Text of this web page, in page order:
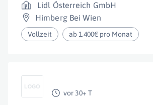
Lidl Österreich GmbH
Himberg Bei Wien
Vollzeit ab 1.400€ pro Monat
vor 30+ T